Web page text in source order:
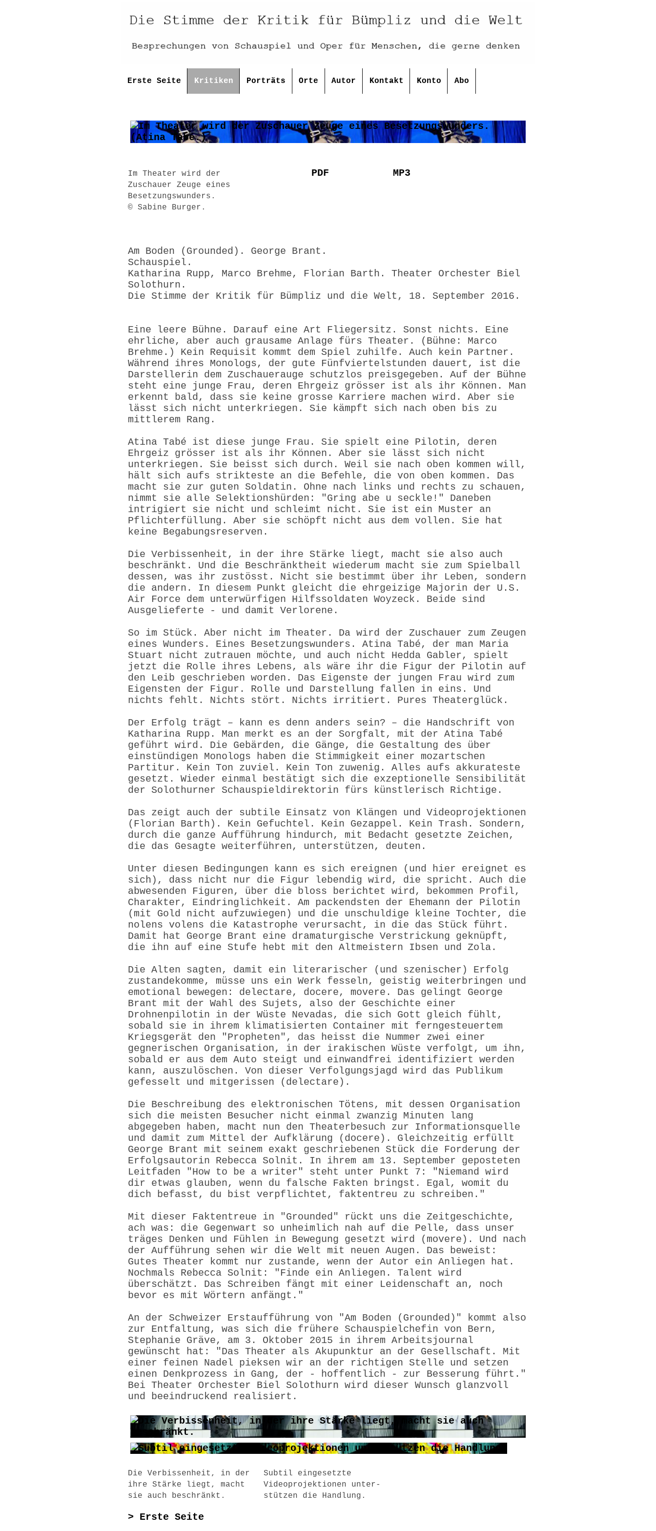
Erste Seite Kritiken Porträts Orte Autor Kontakt Konto Abo
Im Theater wird der
Zuschauer Zeuge eines
Besetzungswunders.
© Sabine Burger.
PDF MP3
Am Boden (Grounded). George Brant.
Schauspiel.
Katharina Rupp, Marco Brehme, Florian Barth. Theater Orchester Biel
Solothurn.
Die Stimme der Kritik für Bümpliz und die Welt, 18. September 2016.
Eine leere Bühne. Darauf eine Art Fliegersitz. Sonst nichts. Eine
ehrliche, aber auch grausame Anlage fürs Theater. (Bühne: Marco
Brehme.) Kein Requisit kommt dem Spiel zuhilfe. Auch kein Partner.
Während ihres Monologs, der gute Fünfviertelstunden dauert, ist die
Darstellerin dem Zuschauerauge schutzlos preisgegeben. Auf der Bühne
steht eine junge Frau, deren Ehrgeiz grösser ist als ihr Können. Man
erkennt bald, dass sie keine grosse Karriere machen wird. Aber sie
lässt sich nicht unterkriegen. Sie kämpft sich nach oben bis zu
mittlerem Rang.
Atina Tabé ist diese junge Frau. Sie spielt eine Pilotin, deren
Ehrgeiz grösser ist als ihr Können. Aber sie lässt sich nicht
unterkriegen. Sie beisst sich durch. Weil sie nach oben kommen will,
hält sich aufs strikteste an die Befehle, die von oben kommen. Das
macht sie zur guten Soldatin. Ohne nach links und rechts zu schauen,
nimmt sie alle Selektionshürden: "Gring abe u seckle!" Daneben
intrigiert sie nicht und schleimt nicht. Sie ist ein Muster an
Pflichterfüllung. Aber sie schöpft nicht aus dem vollen. Sie hat
keine Begabungsreserven.
Die Verbissenheit, in der ihre Stärke liegt, macht sie also auch
beschränkt. Und die Beschränktheit wiederum macht sie zum Spielball
dessen, was ihr zustösst. Nicht sie bestimmt über ihr Leben, sondern
die andern. In diesem Punkt gleicht die ehrgeizige Majorin der U.S.
Air Force dem unterwürfigen Hilfssoldaten Woyzeck. Beide sind
Ausgelieferte - und damit Verlorene.
So im Stück. Aber nicht im Theater. Da wird der Zuschauer zum Zeugen
eines Wunders. Eines Besetzungswunders. Atina Tabé, der man Maria
Stuart nicht zutrauen möchte, und auch nicht Hedda Gabler, spielt
jetzt die Rolle ihres Lebens, als wäre ihr die Figur der Pilotin auf
den Leib geschrieben worden. Das Eigenste der jungen Frau wird zum
Eigensten der Figur. Rolle und Darstellung fallen in eins. Und
nichts fehlt. Nichts stört. Nichts irritiert. Pures Theaterglück.
Der Erfolg trägt – kann es denn anders sein? – die Handschrift von
Katharina Rupp. Man merkt es an der Sorgfalt, mit der Atina Tabé
geführt wird. Die Gebärden, die Gänge, die Gestaltung des über
einstündigen Monologs haben die Stimmigkeit einer mozartschen
Partitur. Kein Ton zuviel. Kein Ton zuwenig. Alles aufs akkurateste
gesetzt. Wieder einmal bestätigt sich die exzeptionelle Sensibilität
der Solothurner Schauspiel­direktorin fürs künstlerisch Richtige.
Das zeigt auch der subtile Einsatz von Klängen und Videoprojektionen
(Florian Barth). Kein Gefuchtel. Kein Gezappel. Kein Trash. Sondern,
durch die ganze Aufführung hindurch, mit Bedacht gesetzte Zeichen,
die das Gesagte weiterführen, unterstützen, deuten.
Unter diesen Bedingungen kann es sich ereignen (und hier ereignet es
sich), dass nicht nur die Figur lebendig wird, die spricht. Auch die
abwesenden Figuren, über die bloss berichtet wird, bekommen Profil,
Charakter, Eindringlichkeit. Am packendsten der Ehemann der Pilotin
(mit Gold nicht aufzuwiegen) und die unschuldige kleine Tochter, die
nolens volens die Katastrophe verursacht, in die das Stück führt.
Damit hat George Brant eine dramaturgische Verstrickung geknüpft,
die ihn auf eine Stufe hebt mit den Altmeistern Ibsen und Zola.
Die Alten sagten, damit ein literarischer (und szenischer) Erfolg
zustandekomme, müsse uns ein Werk fesseln, geistig weiterbringen und
emotional bewegen: delectare, docere, movere. Das gelingt George
Brant mit der Wahl des Sujets, also der Geschichte einer
Drohnenpilotin in der Wüste Nevadas, die sich Gott gleich fühlt,
sobald sie in ihrem klimatisierten Container mit ferngesteuertem
Kriegsgerät den "Propheten", das heisst die Nummer zwei einer
gegnerischen Organisation, in der irakischen Wüste verfolgt, um ihn,
sobald er aus dem Auto steigt und einwandfrei identifiziert werden
kann, auszulöschen. Von dieser Verfolgungsjagd wird das Publikum
gefesselt und mitgerissen (delectare).
Die Beschreibung des elektronischen Tötens, mit dessen Organisation
sich die meisten Besucher nicht einmal zwanzig Minuten lang
abgegeben haben, macht nun den Theaterbesuch zur Informationsquelle
und damit zum Mittel der Aufklärung (docere). Gleichzeitig erfüllt
George Brant mit seinem exakt geschriebenen Stück die Forderung der
Erfolgsautorin Rebecca Solnit. In ihrem am 13. September geposteten
Leitfaden "How to be a writer" steht unter Punkt 7: "Niemand wird
dir etwas glauben, wenn du falsche Fakten bringst. Egal, womit du
dich befasst, du bist verpflichtet, faktentreu zu schreiben."
Mit dieser Faktentreue in "Grounded" rückt uns die Zeitgeschichte,
ach was: die Gegenwart so unheimlich nah auf die Pelle, dass unser
träges Denken und Fühlen in Bewegung gesetzt wird (movere). Und nach
der Aufführung sehen wir die Welt mit neuen Augen. Das beweist:
Gutes Theater kommt nur zustande, wenn der Autor ein Anliegen hat.
Nochmals Rebecca Solnit: "Finde ein Anliegen. Talent wird
überschätzt. Das Schreiben fängt mit einer Leidenschaft an, noch
bevor es mit Wörtern anfängt."
An der Schweizer Erstaufführung von "Am Boden (Grounded)" kommt also
zur Entfaltung, was sich die frühere Schauspiel­chefin von Bern,
Stephanie Gräve, am 3. Oktober 2015 in ihrem Arbeitsjournal
gewünscht hat: "Das Theater als Akupunktur an der Gesellschaft. Mit
einer feinen Nadel pieksen wir an der richtigen Stelle und setzen
einen Denkprozess in Gang, der - hoffentlich - zur Besserung führt."
Bei Theater Orchester Biel Solothurn wird dieser Wunsch glanzvoll
und beeindruckend realisiert.
Die Verbissenheit, in der
ihre Stärke liegt, macht
sie auch beschränkt.
Subtil eingesetzte
Videoprojektionen unter-
stützen die Handlung.
> Erste Seite